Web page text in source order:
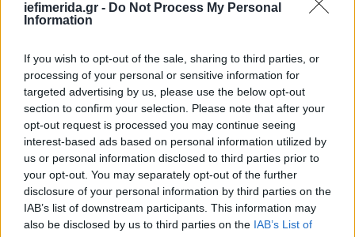
iefimerida.gr - Do Not Process My Personal
Information
If you wish to opt-out of the sale, sharing to third parties, or
processing of your personal or sensitive information for
targeted advertising by us, please use the below opt-out
section to confirm your selection. Please note that after your
opt-out request is processed you may continue seeing
interest-based ads based on personal information utilized by
us or personal information disclosed to third parties prior to
your opt-out. You may separately opt-out of the further
disclosure of your personal information by third parties on the
IAB’s list of downstream participants. This information may
also be disclosed by us to third parties on the IAB’s List of